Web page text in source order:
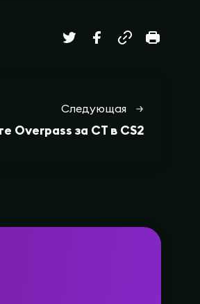
Следующая
Overpass за CT в CS2